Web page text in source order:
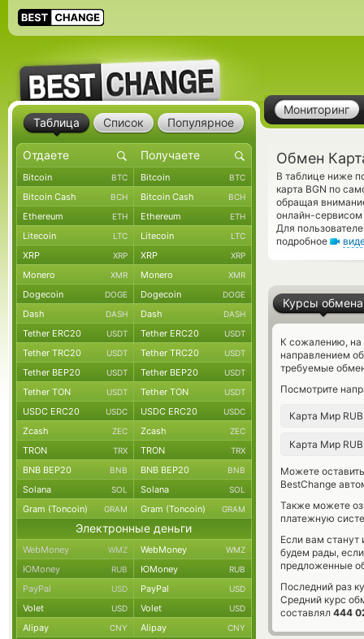
Мониторинг
Обмен
В таблице ниже
карта BGN по
обращая
онлайн-сервисом
Для
подробное
Курсы обмена
К сожалению, на
направлением
требуемые
Посмотрите
Карта Мир
Карта Мир
Можете
BestChange
Также можете
платежную
Если вам
будем рады,
предложенные
Последний раз
Средний курс
составлял 444
Таблица Список Популярное
Bitcoin BTC Bitcoin BTC
Bitcoin Cash BCH Bitcoin Cash BCH
Ethereum ETH Ethereum ETH
Litecoin LTC Litecoin LTC
XRP XRP XRP XRP
Monero XMR Monero XMR
Dogecoin DOGE Dogecoin DOGE
Dash DASH Dash DASH
Tether ERC20 USDT Tether ERC20 USDT
Tether TRC20 USDT Tether TRC20 USDT
Tether BEP20 USDT Tether BEP20 USDT
Tether TON USDT Tether TON USDT
USDC ERC20 USDC USDC ERC20 USDC
Zcash ZEC Zcash ZEC
TRON TRX TRON TRX
BNB BEP20 BNB BNB BEP20 BNB
Solana SOL Solana SOL
Gram (Toncoin) GRAM Gram (Toncoin) GRAM
Электронные деньги
WebMoney WMZ WebMoney WMZ
ЮMoney RUB ЮMoney RUB
PayPal USD PayPal USD
Volet USD Volet USD
Alipay CNY Alipay CNY